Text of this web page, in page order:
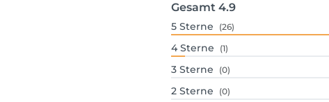
Gesamt 4.9
5 Sterne (26)
4 Sterne (1)
3 Sterne (0)
2 Sterne (0)